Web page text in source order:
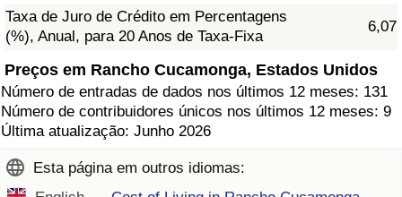
Taxa de Juro de Crédito em Percentagens
(%), Anual, para 20 Anos de Taxa-Fixa
6,07
Preços em Rancho Cucamonga, Estados Unidos
Número de entradas de dados nos últimos 12 meses: 131
Número de contribuidores únicos nos últimos 12 meses: 9
Última atualização: Junho 2026
Esta página em outros idiomas: